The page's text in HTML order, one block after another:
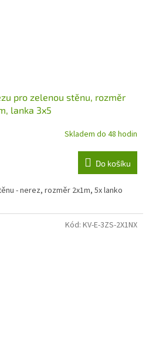
pro zelenou stěnu, rozměr
lanka 3x5
Skladem do 48 hodin
Do košíku
- nerez, rozměr 2x1m, 5x lanko
Kód: KV-E-3ZS-2X1NX